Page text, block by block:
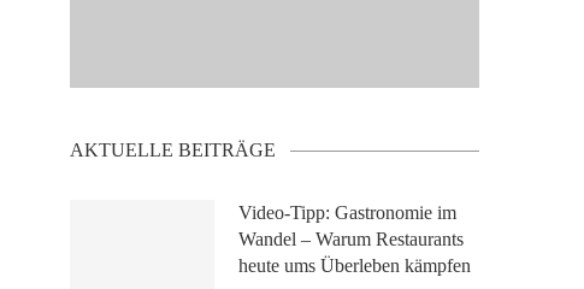
AKTUELLE BEITRÄGE
Video-Tipp: Gastronomie im
Wandel – Warum Restaurants
heute ums Überleben kämpfen